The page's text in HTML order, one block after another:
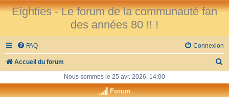
Eighties - Le forum de la communauté fan
des années 80 !! !
FAQ Connexion
Accueil du forum
Nous sommes le 25 avr. 2026, 14:00
Forum